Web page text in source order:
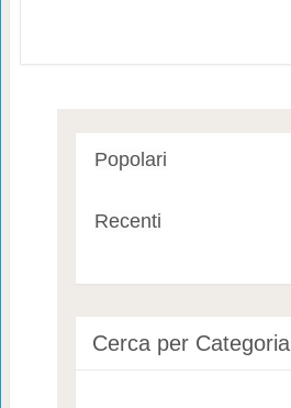
Popolari
Recenti
Cerca per Categoria